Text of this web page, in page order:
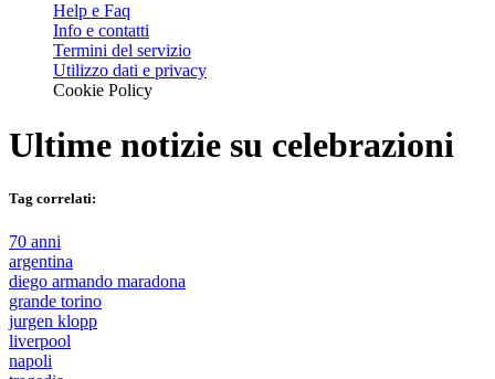
Help e Faq
Info e contatti
Termini del servizio
Utilizzo dati e privacy
Cookie Policy
Ultime notizie su celebrazioni
Tag correlati:
70 anni
argentina
diego armando maradona
grande torino
jurgen klopp
liverpool
napoli